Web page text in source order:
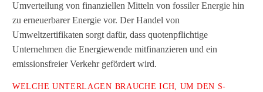
Umverteilung von finanziellen Mitteln von fossiler Energie hin
zu erneuerbarer Energie vor. Der Handel von
Umweltzertifikaten sorgt dafür, dass quotenpflichtige
Unternehmen die Energiewende mitfinanzieren und ein
emissionsfreier Verkehr gefördert wird.
WELCHE UNTERLAGEN BRAUCHE ICH, UM DEN S-